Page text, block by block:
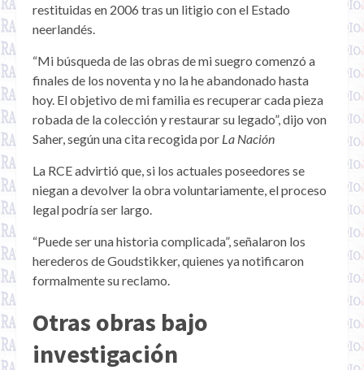
restituidas en 2006 tras un litigio con el Estado
neerlandés.
“Mi búsqueda de las obras de mi suegro comenzó a
finales de los noventa y no la he abandonado hasta
hoy. El objetivo de mi familia es recuperar cada pieza
robada de la colección y restaurar su legado”, dijo von
Saher, según una cita recogida por La Nación
La RCE advirtió que, si los actuales poseedores se
niegan a devolver la obra voluntariamente, el proceso
legal podría ser largo.
“Puede ser una historia complicada”, señalaron los
herederos de Goudstikker, quienes ya notificaron
formalmente su reclamo.
Otras obras bajo
investigación